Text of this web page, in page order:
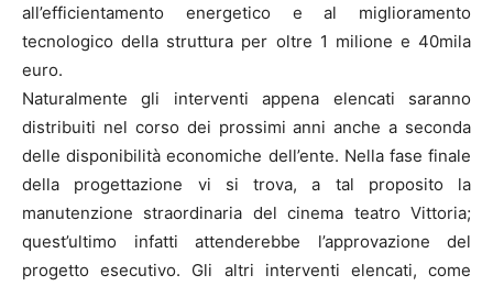
all’efficientamento energetico e al miglioramento
tecnologico della struttura per oltre 1 milione e 40mila
euro.
Naturalmente gli interventi appena elencati saranno
distribuiti nel corso dei prossimi anni anche a seconda
delle disponibilità economiche dell’ente. Nella fase finale
della progettazione vi si trova, a tal proposito la
manutenzione straordinaria del cinema teatro Vittoria;
quest’ultimo infatti attenderebbe l’approvazione del
progetto esecutivo. Gli altri interventi elencati, come